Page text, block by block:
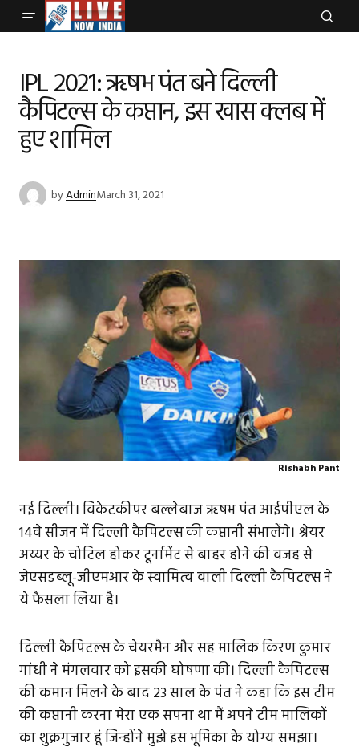
IPL 2021: ऋषभ पंत बने दिल्ली
कैपिटल्स के कप्तान, इस खास क्लब में
हुए शामिल
byAdminMarch 31, 2021
Rishabh Pant
नई दिल्ली। विकेटकीपर बल्लेबाज ऋषभ पंत आईपीएल के
14वे सीजन में दिल्ली कैपिटल्स की कप्तानी संभालेंगे। श्रेयर
अय्यर के चोटिल होकर टूर्नामेंट से बाहर होने की वजह से
जेएसडब्लू-जीएमआर के स्वामित्व वाली दिल्ली कैपिटल्स ने
ये फैसला लिया है।
दिल्ली कैपिटल्स के चेयरमैन और सह मालिक किरण कुमार
गांधी ने मंगलवार को इसकी घोषणा की। दिल्ली कैपिटल्स
की कमान मिलने के बाद 23 साल के पंत ने कहा कि इस टीम
की कप्तानी करना मेरा एक सपना था मैं अपने टीम मालिकों
का शुक्रगुजार हूं जिन्होंने मुझे इस भूमिका के योग्य समझा।